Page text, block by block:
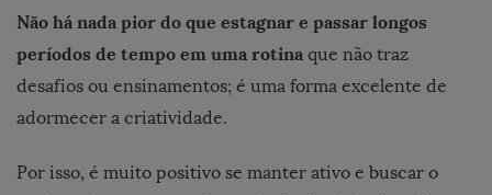
Não há nada pior do que estagnar e passar longos
períodos de tempo em uma rotina que não traz
desafios ou ensinamentos; é uma forma excelente de
adormecer a criatividade.
Por isso, é muito positivo se manter ativo e buscar o